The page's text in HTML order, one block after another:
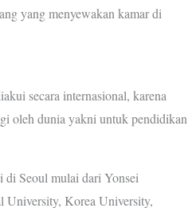
yang menyewakan kamar di
secara internasional, karena
oleh dunia yakni untuk pendidikan
di Seoul mulai dari Yonsei
Korea University,